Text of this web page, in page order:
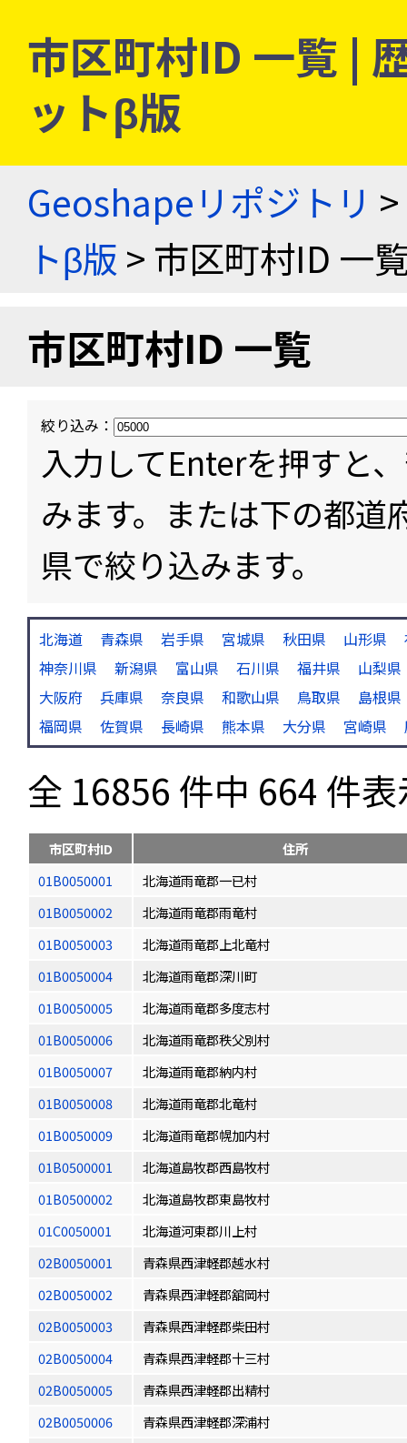
市区町村ID 一覧 |
ットβ版
Geoshapeリポジトリ >
トβ版 > 市区町村ID 一
市区町村ID 一覧
絞り込み：
入力してEnterを押すと
みます。または下の都道
県で絞り込みます。
北海道 青森県 岩手県 宮城県 秋田県 山形県
神奈川県
新潟県 富山県 石川県 福井県
山梨県
大阪府
兵庫県 奈良県 和歌山県 鳥取県
島根県
福岡県
佐賀県 長崎県 熊本県 大分県 宮崎県
全 16856 件中 664 件
市区町村ID
住所
01B0050001
北海道雨竜郡一已村
01B0050002
北海道雨竜郡雨竜村
01B0050003
北海道雨竜郡上北竜村
01B0050004
北海道雨竜郡深川町
01B0050005
北海道雨竜郡多度志村
01B0050006
北海道雨竜郡秩父別村
01B0050007
北海道雨竜郡納内村
01B0050008
北海道雨竜郡北竜村
01B0050009
北海道雨竜郡幌加内村
01B0500001
北海道島牧郡西島牧村
01B0500002
北海道島牧郡東島牧村
01C0050001
北海道河東郡川上村
02B0050001
青森県西津軽郡越水村
02B0050002
青森県西津軽郡舘岡村
02B0050003
青森県西津軽郡柴田村
02B0050004
青森県西津軽郡十三村
02B0050005
青森県西津軽郡出精村
02B0050006
青森県西津軽郡深浦村